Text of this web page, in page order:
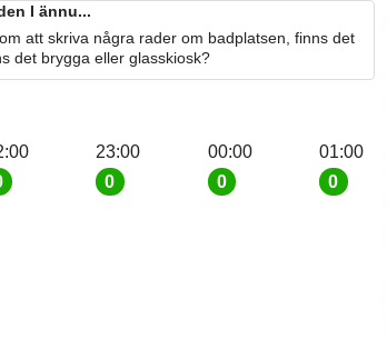
I ännu...
att skriva några rader om badplatsen, finns det
det brygga eller glasskiosk?
23:00
0
00:00
0
01:00
0